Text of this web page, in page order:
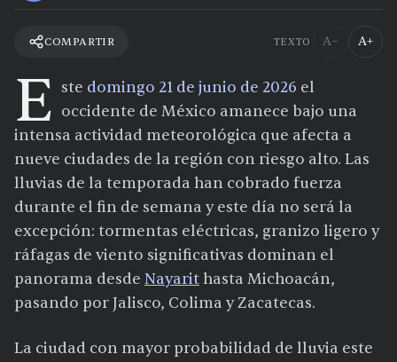
COMPARTIR TEXTO A− A+
E ste domingo 21 de junio de 2026 el
occidente de México amanece bajo una
intensa actividad meteorológica que afecta a
nueve ciudades de la región con riesgo alto. Las
lluvias de la temporada han cobrado fuerza
durante el fin de semana y este día no será la
excepción: tormentas eléctricas, granizo ligero y
ráfagas de viento significativas dominan el
panorama desde Nayarithasta Michoacán,
pasando por Jalisco, Colima y Zacatecas.
La ciudad con mayor probabilidad de lluvia este